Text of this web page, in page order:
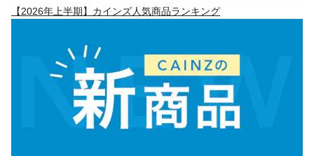
【2026年上半期】カインズ人気商品ランキング